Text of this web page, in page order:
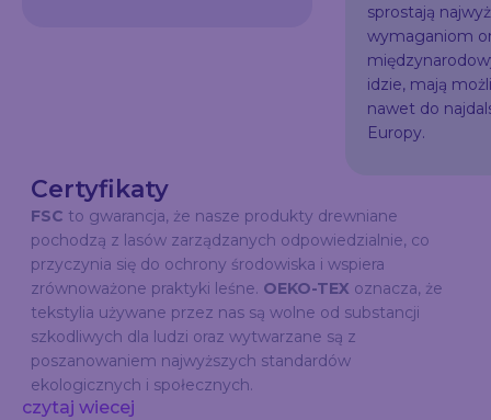
sprostają
wymaganiom
idzie, mają
nawet do
Europy.
Certyfikaty
FSC to gwarancja, że nasze produkty drewniane
pochodzą z lasów zarządzanych odpowiedzialnie, co
przyczynia się do ochrony środowiska i wspiera
zrównoważone praktyki leśne. OEKO-TEX oznacza, że
tekstylia używane przez nas są wolne od substancji
szkodliwych dla ludzi oraz wytwarzane są z
poszanowaniem najwyższych standardów
ekologicznych i społecznych.
czytaj wiecej